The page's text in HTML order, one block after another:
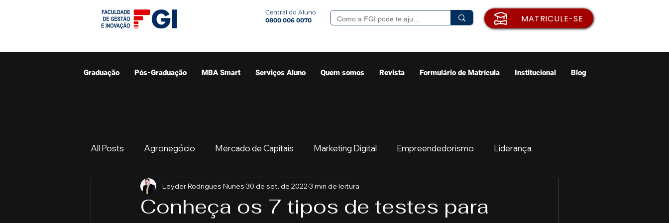
Central do Aluno
0800 006 0070
MATRICULE-SE
Graduação Pós-Graduação MBA Smart Serviços Aluno Quem somos Revista Formulário de Matrícula Institucional Blog
All Posts Agronegócio Mercado de Capitais Marketing Digital Empreendedorismo Liderança
Graduação Resumo do Mercado Sua comunidade Começar
Conheça os 7 tipos de testes para
Leyder Rodrigues Nunes 30 de set. de 2022 3 min de leitura